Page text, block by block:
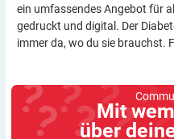
ein umfassendes Angebot für
gedruckt und digital. Der
immer da, wo du sie brauchst.
Mit
über